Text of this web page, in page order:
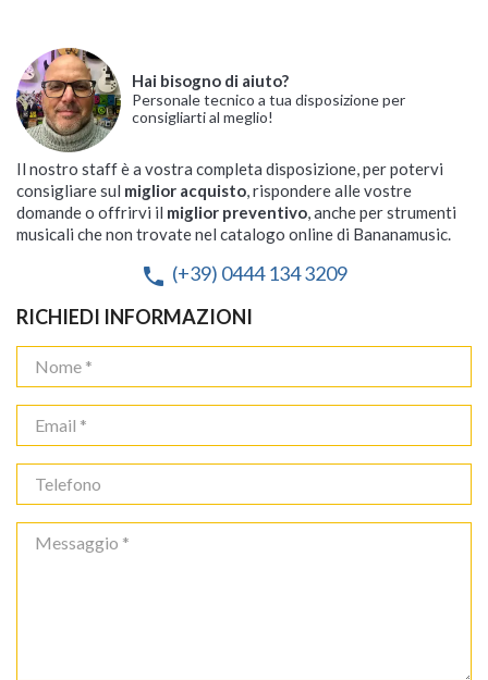
Hai bisogno di aiuto?
Personale tecnico a tua disposizione per
consigliarti al meglio!
Il nostro staff è a vostra completa disposizione, per potervi
consigliare sul miglior acquisto, rispondere alle vostre
domande o offrirvi il miglior preventivo, anche per strumenti
musicali che non trovate nel catalogo online di Bananamusic.
phone (+39) 0444 134 3209
RICHIEDI INFORMAZIONI